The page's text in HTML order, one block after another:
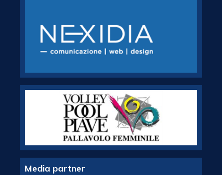
Media partner